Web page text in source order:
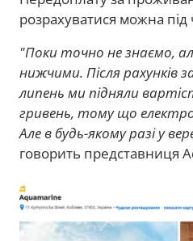
розрахуватися можна під
"Поки точно не знаємо,
нижчими. Після рахунків
липень ми підняли
гривень, тому що
Але в будь-якому разі у
говорить представниця